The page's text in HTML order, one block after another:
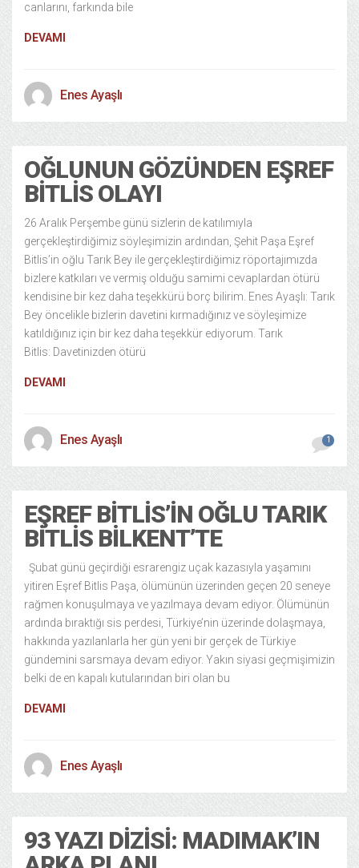
canlarını, farkında bile
DEVAMI
Enes Ayaşlı
OĞLUNUN GÖZÜNDEN EŞREF
BITLIS OLAYI
26 Aralık Perşembe günü sizlerin de katılımıyla
gerçekleştirdiğimiz söyleşimizin ardından, Şehit Paşa Eşref
Bitlis’in oğlu Tarık Bey ile gerçekleştirdiğimiz röportajımızda
bizlere katkıları ve vermiş olduğu samimi cevaplardan ötürü
kendisine bir kez daha teşekkürü borç bilirim. Enes Ayaşlı: Tarık
Bey öncelikle bizlerin davetini kırmadığınız ve söyleşimize
katıldığınız için bir kez daha teşekkür ediyorum. Tarık
Bitlis: Davetinizden ötürü
DEVAMI
Enes Ayaşlı 1
EŞREF BITLIS’IN OĞLU TARIK
BITLIS BILKENT’TE
Şubat günü geçirdiği esrarengiz uçak kazasıyla yaşamını
yitiren Eşref Bitlis Paşa, ölümünün üzerinden geçen 20 seneye
rağmen konuşulmaya ve yazılmaya devam ediyor. Ölümünün
ardında bıraktığı sis perdesi, Türkiye’nin üzerinde dolaşmaya,
hakkında yazılanlarla her gün yeni bir gerçek de Türkiye
gündemini sarsmaya devam ediyor. Yakın siyasi geçmişimizin
belki de en kapalı kutularından biri olan bu
DEVAMI
Enes Ayaşlı
93 YAZI DIZISI: MADIMAK’IN